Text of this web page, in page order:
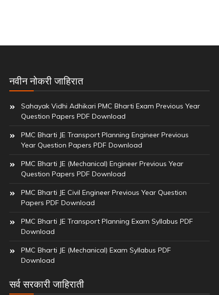
नवीन नोकरी जाहिरात
Sahayak Vidhi Adhikari PMC Bharti Exam Previous Year
Question Papers PDF Download
PMC Bharti JE Transport Planning Engineer Previous
Year Question Papers PDF Download
PMC Bharti JE (Mechanical) Engineer Previous Year
Question Papers PDF Download
PMC Bharti JE Civil Engineer Previous Year Question
Papers PDF Download
PMC Bharti JE Transport Planning Exam Syllabus PDF
Download
PMC Bharti JE (Mechanical) Exam Syllabus PDF
Download
सर्व सरकारी जाहिराती